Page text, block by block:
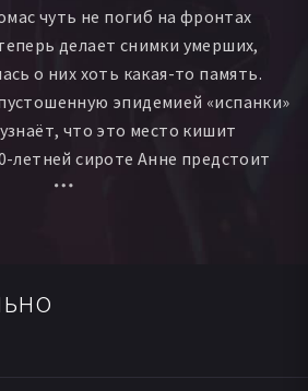
чуть не погиб на фронтах
делает снимки умерших,
о них хоть какая-то память.
эпидемией «испанки»
что это место кишит
летней сироте Анне предстоит
и столкнуться